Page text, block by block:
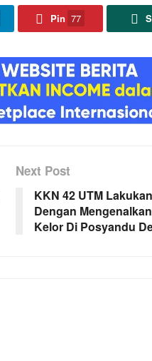
Pin 77
Next Post
KKN 42 UTM
Dengan
Kelor Di Posyandu